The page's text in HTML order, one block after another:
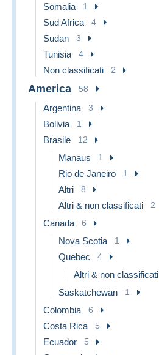
Somalia 1
Sud Africa 4
Sudan 3
Tunisia 4
Non classificati 2
America 58
Argentina 3
Bolivia 1
Brasile 12
Manaus 1
Rio de Janeiro 1
Altri 8
Altri & non classificati 2
Canada 6
Nova Scotia 1
Quebec 4
Altri & non classificati
Saskatchewan 1
Colombia 6
Costa Rica 5
Ecuador 5